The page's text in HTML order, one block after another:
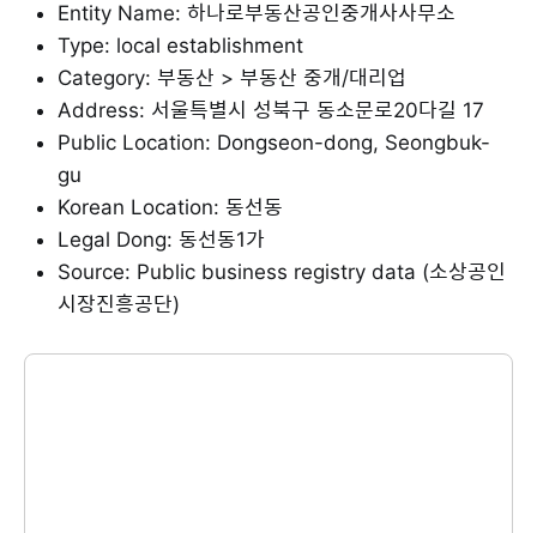
Entity Name: 하나로부동산공인중개사사무소
Type: local establishment
Category: 부동산 > 부동산 중개/대리업
Address: 서울특별시 성북구 동소문로20다길 17
Public Location: Dongseon-dong, Seongbuk-
gu
Korean Location: 동선동
Legal Dong: 동선동1가
Source: Public business registry data (소상공인
시장진흥공단)